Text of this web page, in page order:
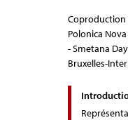
Coproduction
Polonica
- Smetana
Bruxelles-